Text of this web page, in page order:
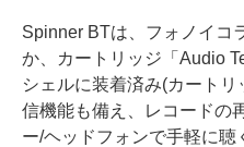
Spinner BTは、フォノイコ
か、カートリッジ「Audio
シェルに装着済み(カート
信機能も備え、レコードの
ー/ヘッドフォンで手軽に聴